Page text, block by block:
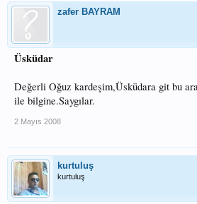
zafer BAYRAM
Üsküdar
Değerli Oğuz kardeşim,Üsküdara git bu
ile bilgine.Saygılar.
2 Mayıs 2008
kurtuluş
kurtuluş